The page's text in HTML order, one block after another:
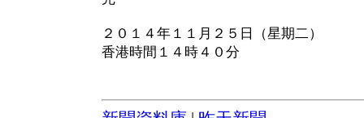
２０１４年１１月２５日（星期二）
香港時間１４時４０分